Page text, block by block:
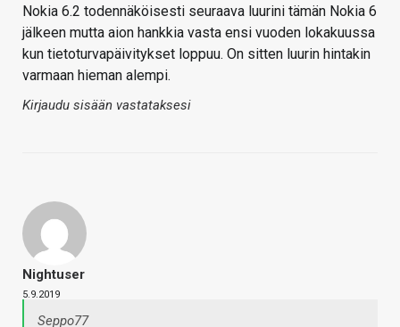
Nokia 6.2 todennäköisesti seuraava luurini tämän Nokia 6
jälkeen mutta aion hankkia vasta ensi vuoden lokakuussa
kun tietoturvapäivitykset loppuu. On sitten luurin hintakin
varmaan hieman alempi.
Kirjaudu sisään vastataksesi
Nightuser
5.9.2019
Seppo77